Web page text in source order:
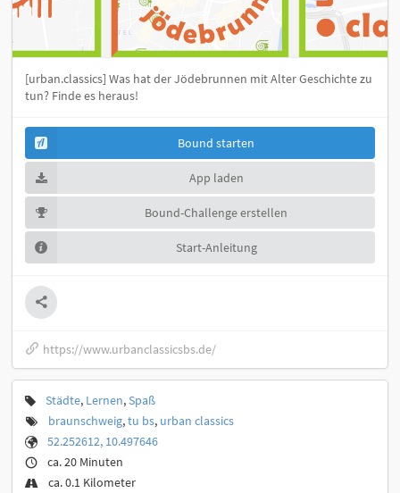
[urban.classics] Was hat der Jödebrunnen mit Alter Geschichte zu
tun? Finde es heraus!
Bound starten
App laden
Bound-Challenge erstellen
Start-Anleitung
https://www.urbanclassicsbs.de/
Städte, Lernen,Spaß
braunschweig,tu bs, urban classics
52.252612, 10.497646
ca. 20 Minuten
ca. 0.1 Kilometer